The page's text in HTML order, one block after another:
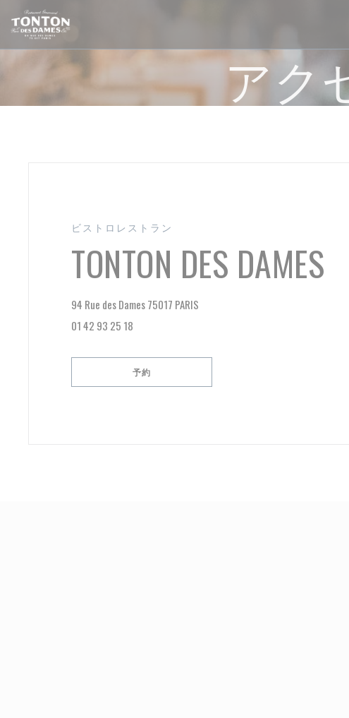
クッキー利用の管理について
アク
ビストロレストラン
TONTON DES DAMES
94 Rue des Dames 75017 PARIS
01 42 93 25 18
予約